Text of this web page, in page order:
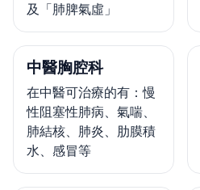
及「肺脾氣虛」
中醫胸腔科
在中醫可治療的有：慢
性阻塞性肺病、氣喘、
肺結核、肺炎、肋膜積
水、感冒等